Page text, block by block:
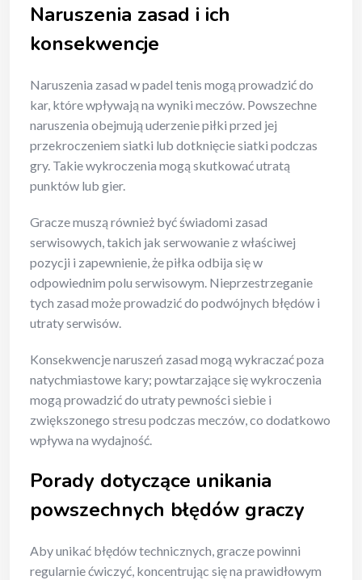
Naruszenia zasad i ich
konsekwencje
Naruszenia zasad w padel tenis mogą prowadzić do
kar, które wpływają na wyniki meczów. Powszechne
naruszenia obejmują uderzenie piłki przed jej
przekroczeniem siatki lub dotknięcie siatki podczas
gry. Takie wykroczenia mogą skutkować utratą
punktów lub gier.
Gracze muszą również być świadomi zasad
serwisowych, takich jak serwowanie z właściwej
pozycji i zapewnienie, że piłka odbija się w
odpowiednim polu serwisowym. Nieprzestrzeganie
tych zasad może prowadzić do podwójnych błędów i
utraty serwisów.
Konsekwencje naruszeń zasad mogą wykraczać poza
natychmiastowe kary; powtarzające się wykroczenia
mogą prowadzić do utraty pewności siebie i
zwiększonego stresu podczas meczów, co dodatkowo
wpływa na wydajność.
Porady dotyczące unikania
powszechnych błędów graczy
Aby unikać błędów technicznych, gracze powinni
regularnie ćwiczyć, koncentrując się na prawidłowym